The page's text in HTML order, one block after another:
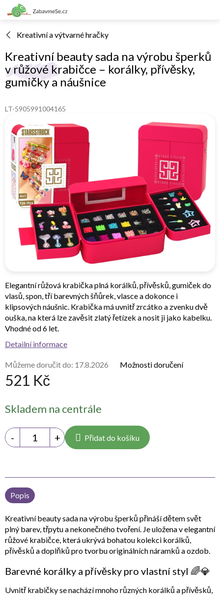
Přejít
na
Kreativní a výtvarné hračky
Kreativní beauty sada na výrobu šperků
v růžové krabičce – korálky, přívěsky,
gumičky a náušnice
LT-5905991004165
521 Kč
cena:
Skladem na centrále
Můžeme doručit do: 17.8.2026 Možnosti doručení
Přidat do košíku
Elegantní růžová krabička plná korálků, přívěsků, gumiček do
vlasů, spon, tří barevných šňůrek, vlasce a dokonce i
klipsových náušnic. Krabička má uvnitř zrcátko a zvenku dvě
ouška, na která lze zavěsit zlatý řetízek a nosit ji jako kabelku.
Vhodné od 6 let.
Detailní informace
Popis
Kreativní beauty sada na výrobu šperků přináší dětem svět
plný barev, třpytu a nekonečného tvoření. Je uložena v elegantní
růžové krabičce, která ukrývá bohatou kolekci korálků,
přívěsků a doplňků pro tvorbu originálních náramků a ozdob.
Barevné korálky a přívěsky pro vlastní styl 🌈💎
Uvnitř krabičky se nachází mnohorůzných korálků a přívěsků